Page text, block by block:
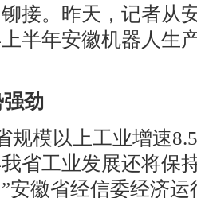
接。昨天，记者从
上半年安徽机器人生
劲
规模以上工业增速
省工业发展还将保
安徽省经信委经济